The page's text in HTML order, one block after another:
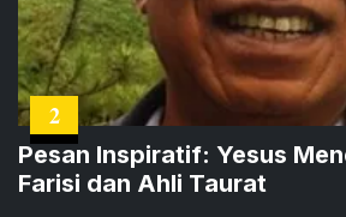
2
Pesan Inspiratif: Yesus Menegur Orang
Farisi dan Ahli Taurat